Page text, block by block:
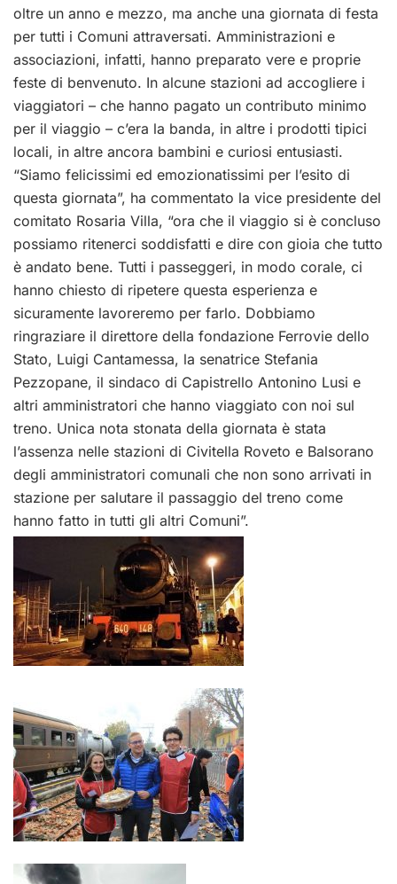
oltre un anno e mezzo, ma anche una giornata di festa
per tutti i Comuni attraversati. Amministrazioni e
associazioni, infatti, hanno preparato vere e proprie
feste di benvenuto. In alcune stazioni ad accogliere i
viaggiatori – che hanno pagato un contributo minimo
per il viaggio – c’era la banda, in altre i prodotti tipici
locali, in altre ancora bambini e curiosi entusiasti.
“Siamo felicissimi ed emozionatissimi per l’esito di
questa giornata”, ha commentato la vice presidente del
comitato Rosaria Villa, “ora che il viaggio si è concluso
possiamo ritenerci soddisfatti e dire con gioia che tutto
è andato bene. Tutti i passeggeri, in modo corale, ci
hanno chiesto di ripetere questa esperienza e
sicuramente lavoreremo per farlo. Dobbiamo
ringraziare il direttore della fondazione Ferrovie dello
Stato, Luigi Cantamessa, la senatrice Stefania
Pezzopane, il sindaco di Capistrello Antonino Lusi e
altri amministratori che hanno viaggiato con noi sul
treno. Unica nota stonata della giornata è stata
l’assenza nelle stazioni di Civitella Roveto e Balsorano
degli amministratori comunali che non sono arrivati in
stazione per salutare il passaggio del treno come
hanno fatto in tutti gli altri Comuni”.